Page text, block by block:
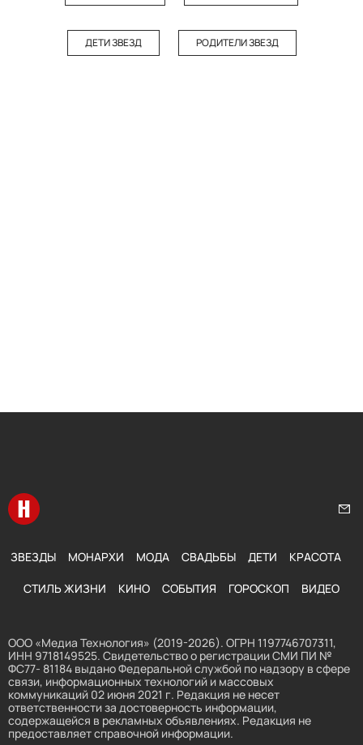
ДЕТИ ЗВЕЗД РОДИТЕЛИ ЗВЕЗД
Перейти на главную
ЗВЕЗДЫ МОНАРХИ МОДА СВАДЬБЫ ДЕТИ КРАСОТА
СТИЛЬ ЖИЗНИ КИНО СОБЫТИЯ ГОРОСКОП ВИДЕО
ООО «Медиа Технология» (2019-2026). ОГРН 1197746707311,
ИНН 9718149525. Свидетельство о регистрации СМИ ПИ №
ФС77- 81184 выдано Федеральной службой по надзору в сфере
связи, информационных технологий и массовых
коммуникаций 02 июня 2021 г. Редакция не несет
ответственности за достоверность информации,
содержащейся в рекламных объявлениях. Редакция не
предоставляет справочной информации.